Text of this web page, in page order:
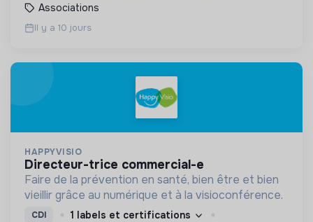
Associations
Il y a 10 jours
HAPPYVISIO
directeur-trice commercial-e
Faire de la prévention en santé, bien être et bien
vieillir grâce au numérique et à la visioconférence.
CDI
1 labels et certifications